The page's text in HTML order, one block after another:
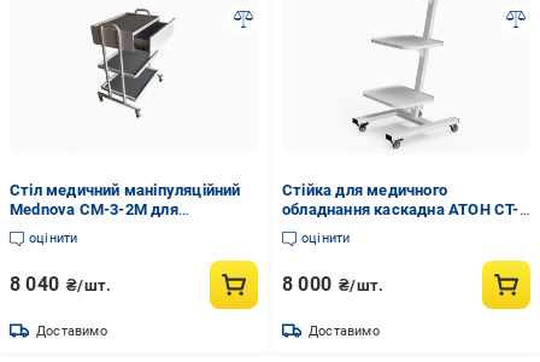
Стіл медичний маніпуляційний
Mednova СМ-3-2М для
інструментів пересувний
(28413503)
оцінити
8 040 ₴/шт.
Доставимо
Стійка для медичного
обладнання каскадна АТОН СТ-
О-К (30149474)
оцінити
8 000 ₴/шт.
Доставимо